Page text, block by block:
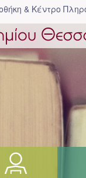
& Κέντρο